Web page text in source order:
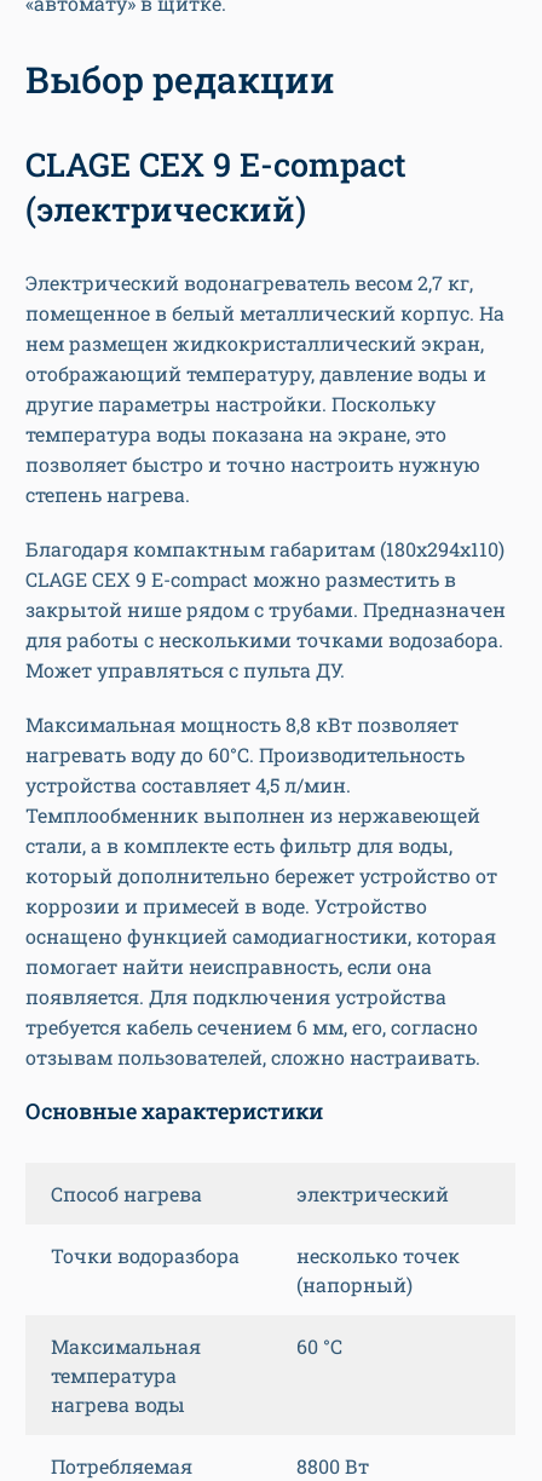
Выбор редакции
CLAGE CEX 9 E-compact
(электрический)
Электрический водонагреватель весом 2,7 кг,
помещенное в белый металлический корпус. На
нем размещен жидкокристаллический экран,
отображающий температуру, давление воды и
другие параметры настройки. Поскольку
температура воды показана на экране, это
позволяет быстро и точно настроить нужную
степень нагрева.
Благодаря компактным габаритам (180х294х110)
CLAGE CEX 9 E-compact можно разместить в
закрытой нише рядом с трубами. Предназначен
для работы с несколькими точками водозабора.
Может управляться с пульта ДУ.
Максимальная мощность 8,8 кВт позволяет
нагревать воду до 60°C. Производительность
устройства составляет 4,5 л/мин.
Темплообменник выполнен из нержавеющей
стали, а в комплекте есть фильтр для воды,
который дополнительно бережет устройство от
коррозии и примесей в воде. Устройство
оснащено функцией самодиагностики, которая
помогает найти неисправность, если она
появляется. Для подключения устройства
требуется кабель сечением 6 мм, его, согласно
отзывам пользователей, сложно настраивать.
Основные характеристики
Способ нагрева электрический
Точки водоразбора
несколько точек
(напорный)
Максимальная
температура
нагрева воды
60 °C
Потребляемая
8800 Вт